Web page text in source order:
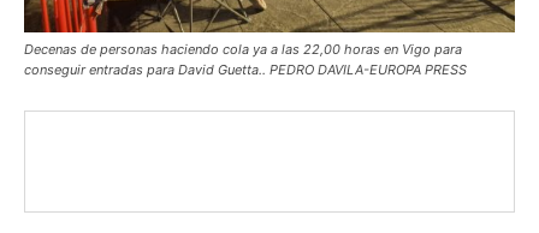
Decenas de personas haciendo cola ya a las 22,00 horas en Vigo para
conseguir entradas para David Guetta.. PEDRO DAVILA-EUROPA PRESS